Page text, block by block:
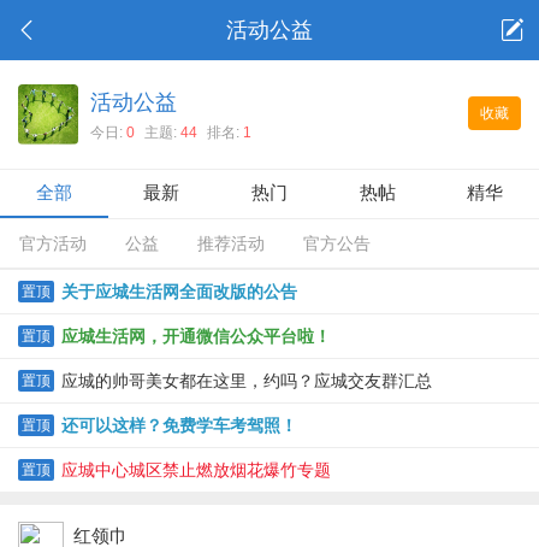
活动公益
收藏
活动公益
今日: 0 主题: 44 排名: 1
全部 最新 热门 热帖 精华
官方活动 公益 推荐活动 官方公告
置顶 关于应城生活网全面改版的公告
置顶 应城生活网，开通微信公众平台啦！
置顶 应城的帅哥美女都在这里，约吗？应城交友群汇总
置顶 还可以这样？免费学车考驾照！
置顶 应城中心城区禁止燃放烟花爆竹专题
红领巾